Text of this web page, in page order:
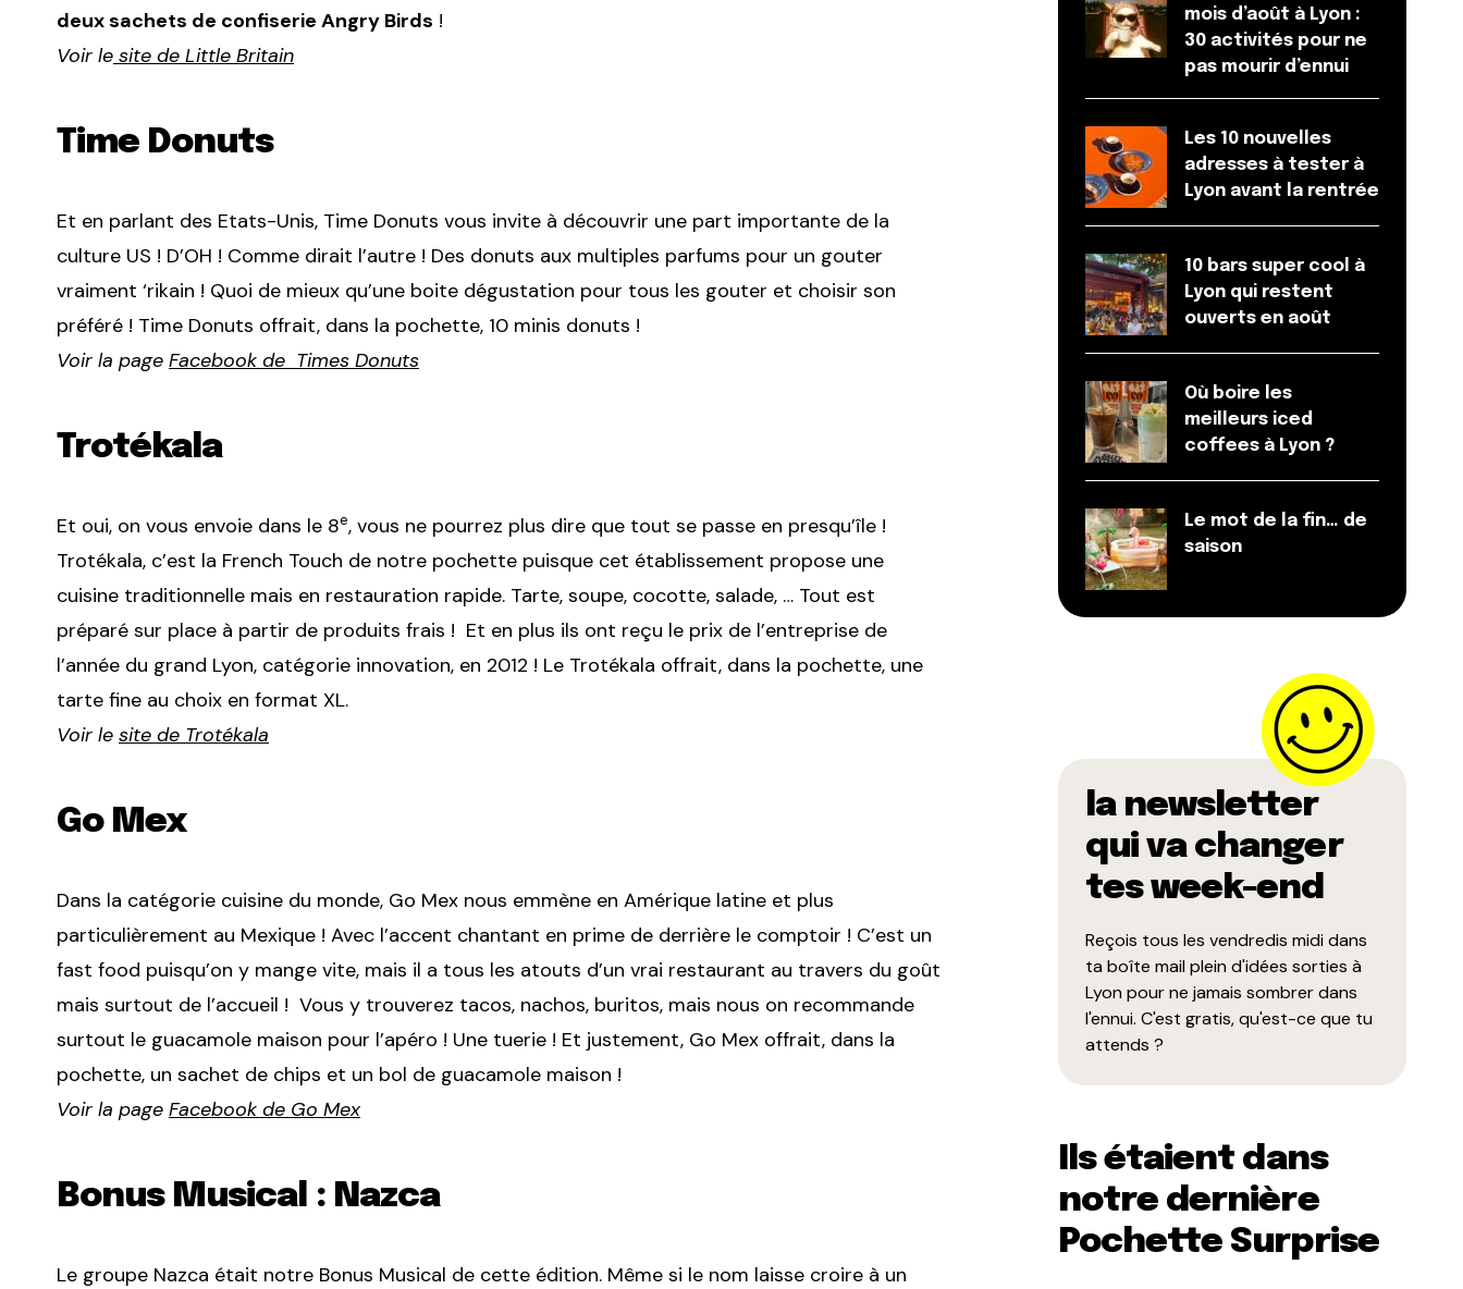
deux sachets de confiserie Angry Birds !
Voir le site de Little Britain
Time Donuts
Et en parlant des Etats-Unis, Time Donuts vous invite à découvrir une part importante de la
culture US ! D’OH ! Comme dirait l’autre ! Des donuts aux multiples parfums pour un gouter
vraiment ‘rikain ! Quoi de mieux qu’une boite dégustation pour tous les gouter et choisir son
préféré ! Time Donuts offrait, dans la pochette, 10 minis donuts !
Voir la page Facebook de Times Donuts
Trotékala
Et oui, on vous envoie dans le 8e, vous ne pourrez plus dire que tout se passe en presqu’île !
Trotékala, c’est la French Touch de notre pochette puisque cet établissement propose une
cuisine traditionnelle mais en restauration rapide. Tarte, soupe, cocotte, salade, … Tout est
préparé sur place à partir de produits frais ! Et en plus ils ont reçu le prix de l’entreprise de
l’année du grand Lyon, catégorie innovation, en 2012 ! Le Trotékala offrait, dans la pochette, une
tarte fine au choix en format XL.
Voir le site de Trotékala
Go Mex
Dans la catégorie cuisine du monde, Go Mex nous emmène en Amérique latine et plus
particulièrement au Mexique ! Avec l’accent chantant en prime de derrière le comptoir ! C’est un
fast food puisqu’on y mange vite, mais il a tous les atouts d’un vrai restaurant au travers du goût
mais surtout de l’accueil ! Vous y trouverez tacos, nachos, buritos, mais nous on recommande
surtout le guacamole maison pour l’apéro ! Une tuerie ! Et justement, Go Mex offrait, dans la
pochette, un sachet de chips et un bol de guacamole maison !
Voir la page Facebook de Go Mex
Bonus Musical : Nazca
Le groupe Nazca était notre Bonus Musical de cette édition. Même si le nom laisse croire à un
mois d’août à Lyon :
30 activités pour ne
pas mourir d’ennui
Les 10 nouvelles
adresses à tester à
Lyon avant la rentrée
10 bars super cool à
Lyon qui restent
ouverts en août
Où boire les
meilleurs iced
coffees à Lyon ?
Le mot de la fin… de
saison
la newsletter
qui va changer
tes week-end
Reçois tous les vendredis midi dans
ta boîte mail plein d'idées sorties à
Lyon pour ne jamais sombrer dans
l'ennui. C'est gratis, qu'est-ce que tu
attends ?
Ils étaient dans
notre dernière
Pochette Surprise